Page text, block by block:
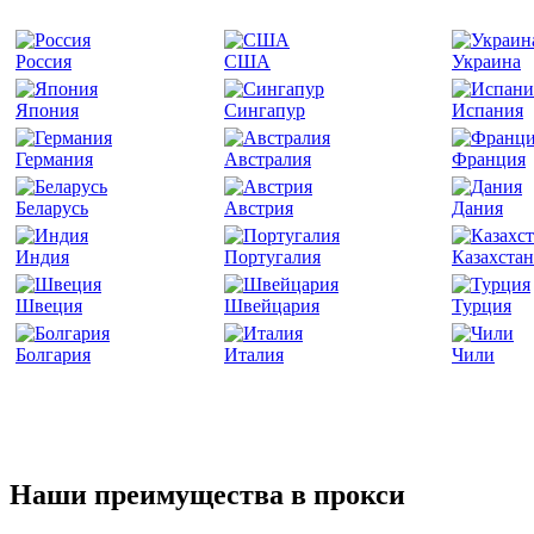
Россия США Украина
Япония Сингапур Испания
Германия Австралия Франция
Беларусь Австрия Дания
Индия Португалия Казахстан
Швеция Швейцария Турция
Болгария Италия Чили
Наши преимущества в прокси